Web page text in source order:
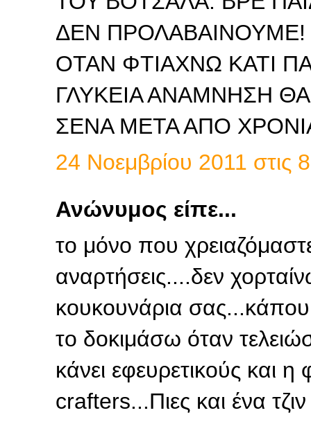
ΔΕΝ ΠΡΟΛΑΒΑΙΝΟΥΜΕ!
ΟΤΑΝ ΦΤΙΑΧΝΩ ΚΑΤΙ
ΓΛΥΚΕΙΑ ΑΝΑΜΝΗΣΗ ΘΑ
ΣΕΝΑ ΜΕΤΑ ΑΠΟ
24 Νοεμβρίου 2011 στις
Ανώνυμος είπε...
το μόνο που
αναρτήσεις....δεν
κουκουνάρια σας...κάπου
το δοκιμάσω όταν
κάνει εφευρετικούς και
crafters...Πιες και ένα